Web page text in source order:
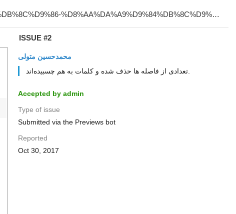
ISSUE #2
محمدحسین متولی
تعدادی از فاصله ها حذف شده و کلمات به هم چسبیده‌اند.
Accepted by admin
Type of issue
Submitted via the Previews bot
Reported
Oct 30, 2017